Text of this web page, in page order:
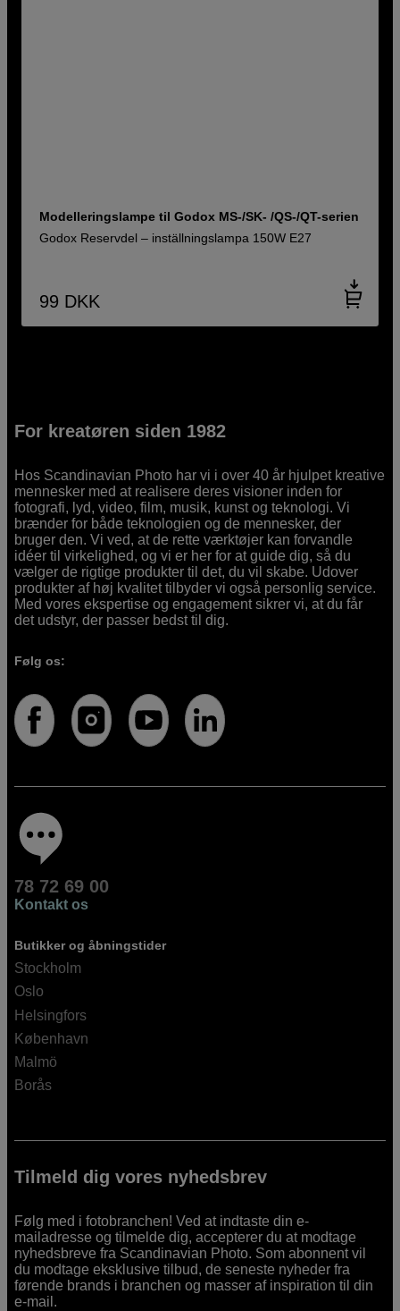
Modelleringslampe til Godox MS-/SK- /QS-/QT-serien
Godox Reservdel – inställningslampa 150W E27
99 DKK
For kreatøren siden 1982
Hos Scandinavian Photo har vi i over 40 år hjulpet kreative
mennesker med at realisere deres visioner inden for
fotografi, lyd, video, film, musik, kunst og teknologi. Vi
brænder for både teknologien og de mennesker, der
bruger den. Vi ved, at de rette værktøjer kan forvandle
idéer til virkelighed, og vi er her for at guide dig, så du
vælger de rigtige produkter til det, du vil skabe. Udover
produkter af høj kvalitet tilbyder vi også personlig service.
Med vores ekspertise og engagement sikrer vi, at du får
det udstyr, der passer bedst til dig.
Følg os:
78 72 69 00
Kontakt os
Butikker og åbningstider
Stockholm
Oslo
Helsingfors
København
Malmö
Borås
Tilmeld dig vores nyhedsbrev
Følg med i fotobranchen! Ved at indtaste din e-
mailadresse og tilmelde dig, accepterer du at modtage
nyhedsbreve fra Scandinavian Photo. Som abonnent vil
du modtage eksklusive tilbud, de seneste nyheder fra
førende brands i branchen og masser af inspiration til din
e-mail.